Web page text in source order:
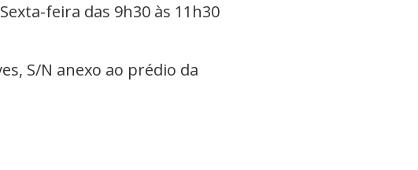
feira das 9h30 às 11h30
S/N anexo ao prédio da